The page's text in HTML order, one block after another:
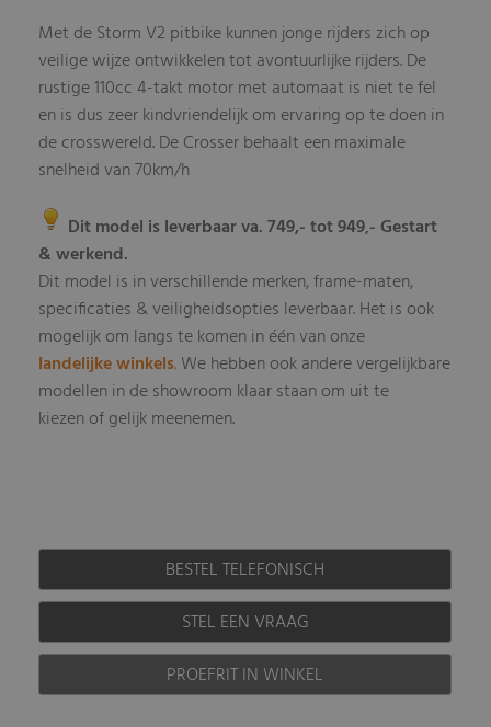
Met de Storm V2 pitbike kunnen jonge rijders zich op
veilige wijze ontwikkelen tot avontuurlijke rijders. De
rustige 110cc 4-takt motor met automaat is niet te fel
en is dus zeer kindvriendelijk om ervaring op te doen in
de crosswereld. De Crosser behaalt een maximale
snelheid van 70km/h
Dit model is leverbaar va. 749,- tot 949,- Gestart
& werkend.
Dit model is in verschillende merken, frame-maten,
specificaties & veiligheidsopties leverbaar. Het is ook
mogelijk om langs te komen in één van onze
landelijke winkels.We hebben ook andere vergelijkbare
modellen in de showroom klaar staan om uit te
kiezen of gelijk meenemen.
BESTEL TELEFONISCH
STEL EEN VRAAG
PROEFRIT IN WINKEL